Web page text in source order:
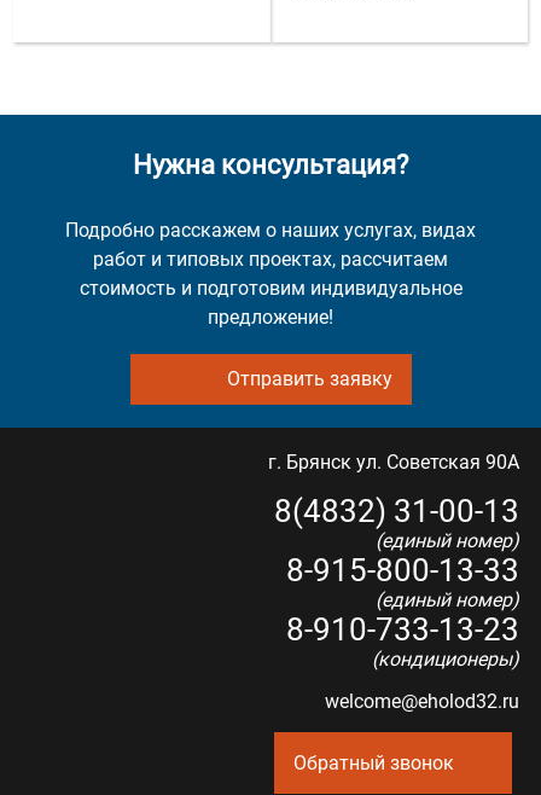
Нужна консультация?
Подробно расскажем о наших услугах, видах
работ и типовых проектах, рассчитаем
стоимость и подготовим индивидуальное
предложение!
Отправить заявку
г. Брянск ул. Советская 90А
8(4832) 31-00-13
(единый номер)
8-915-800-13-33
(единый номер)
8-910-733-13-23
(кондиционеры)
welcome@eholod32.ru
Обратный звонок